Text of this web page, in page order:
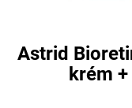
Astrid
krém